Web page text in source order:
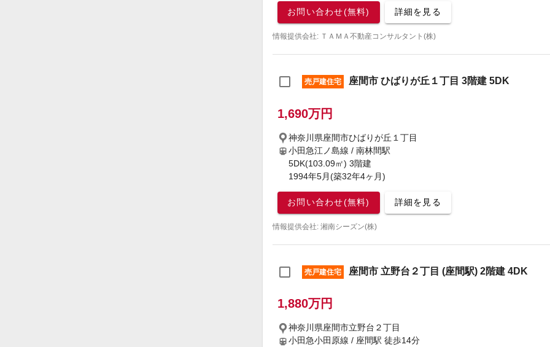
お問い合わせ(無料) 詳細を見る
情報提供会社: ＴＡＭＡ不動産コンサルタント(株)
売戸建住宅 座間市 ひばりが丘１丁目 3階建 5DK
1,690万円
神奈川県座間市ひばりが丘１丁目
小田急江ノ島線 / 南林間駅
5DK(103.09㎡) 3階建
1994年5月(築32年4ヶ月)
お問い合わせ(無料) 詳細を見る
情報提供会社: 湘南シーズン(株)
売戸建住宅 座間市 立野台２丁目 (座間駅) 2階建 4DK
1,880万円
神奈川県座間市立野台２丁目
小田急小田原線 / 座間駅 徒歩14分